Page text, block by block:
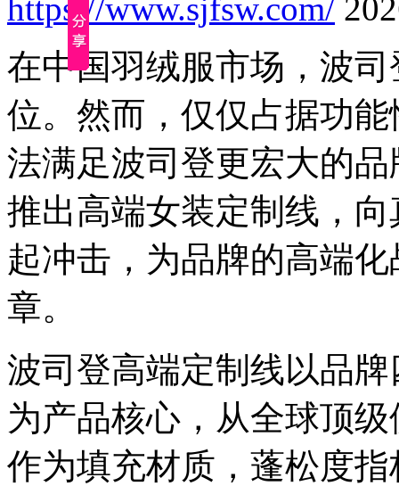
https://www.sjfsw.com/
在中国羽绒服市场，波
位。然而，仅仅占据功
法满足波司登更宏大的
推出高端女装定制线，
起冲击，为品牌的高端
章。
波司登高端定制线以品
为产品核心，从全球顶
作为填充材质，蓬松度